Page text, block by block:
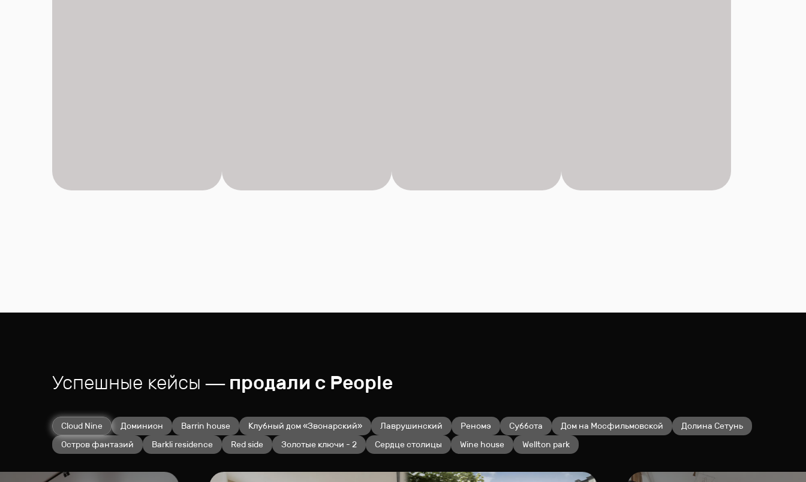
Успешные кейсы— продали с People
Cloud Nine Доминион Barrin house Клубный дом «Звонарский» Лаврушинский Реномэ Суббота Дом на Мосфильмовской
Долина Сетунь
Остров фантазий
Barkli residence Red side Золотые ключи - 2 Сердце столицы Wine house Wellton park